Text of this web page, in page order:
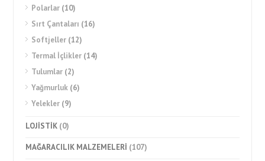
Polarlar (10)
Sırt Çantaları (16)
Softjeller (12)
Termal İçlikler (14)
Tulumlar (2)
Yağmurluk (6)
Yelekler (9)
LOJİSTİK (0)
MAĞARACILIK MALZEMELERİ (107)